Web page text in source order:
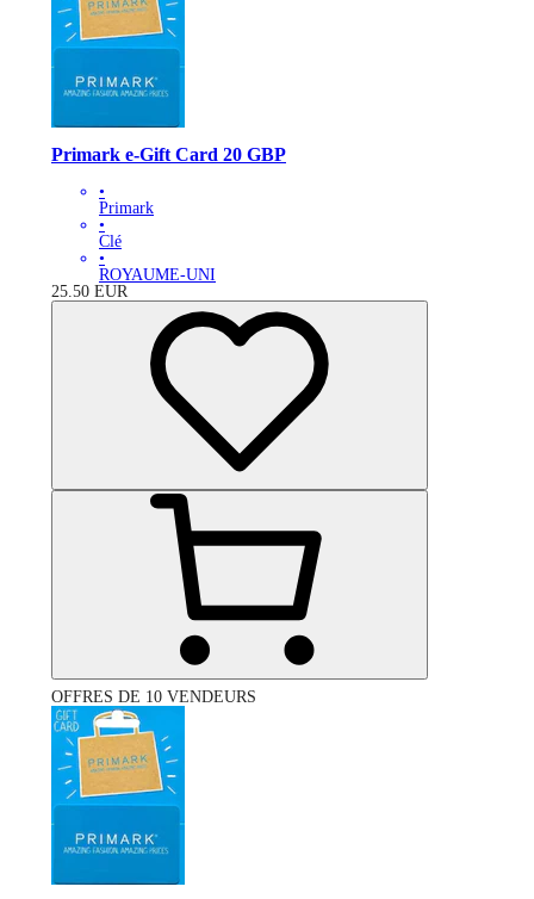
Primark e-Gift Card 20 GBP
•
Primark
•
Clé
•
ROYAUME-UNI
25.50 EUR
OFFRES DE 10 VENDEURS